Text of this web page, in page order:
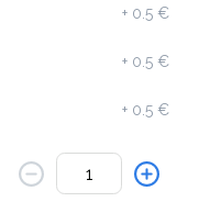
+ 0.5 €
+ 0.5 €
+ 0.5 €
0.5 €